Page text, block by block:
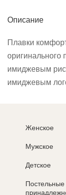
Описание
Плавки
оригинального
имиджевым
имиджевым
Женское
Мужское
Детское
Постельные